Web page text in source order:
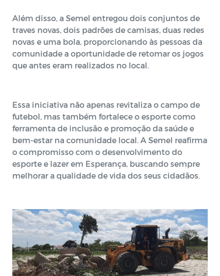
Além disso, a Semel entregou dois conjuntos de
traves novas, dois padrões de camisas, duas redes
novas e uma bola, proporcionando às pessoas da
comunidade a oportunidade de retomar os jogos
que antes eram realizados no local.
Essa iniciativa não apenas revitaliza o campo de
futebol, mas também fortalece o esporte como
ferramenta de inclusão e promoção da saúde e
bem-estar na comunidade local. A Semel reafirma
o compromisso com o desenvolvimento do
esporte e lazer em Esperança, buscando sempre
melhorar a qualidade de vida dos seus cidadãos.